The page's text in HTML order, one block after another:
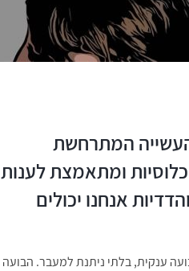
המתרחשת
ומתאמצת לענות
אנחנו יכולים
ענקית, בלתי ניתנת למעבר. הבועה